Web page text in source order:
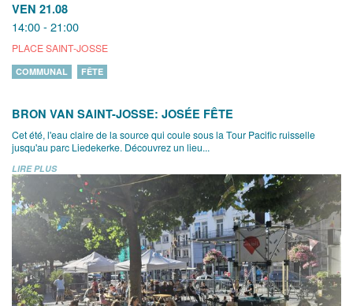
VEN 21.08
14:00 - 21:00
PLACE SAINT-JOSSE
COMMUNAL FÊTE
BRON VAN SAINT-JOSSE: JOSÉE FÊTE
Cet été, l'eau claire de la source qui coule sous la Tour Pacific ruisselle
jusqu'au parc Liedekerke. Découvrez un lieu...
LIRE PLUS